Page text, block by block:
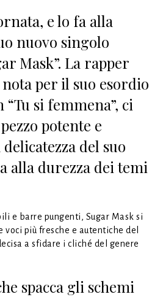
e lo fa alla
nuovo singolo
Mask”. La rapper
per il suo esordio
si femmena”, ci
potente e
del suo
alla durezza dei temi
e barre pungenti, Sugar Mask si
voci più fresche e autentiche del
a sfidare i cliché del genere
spacca gli schemi